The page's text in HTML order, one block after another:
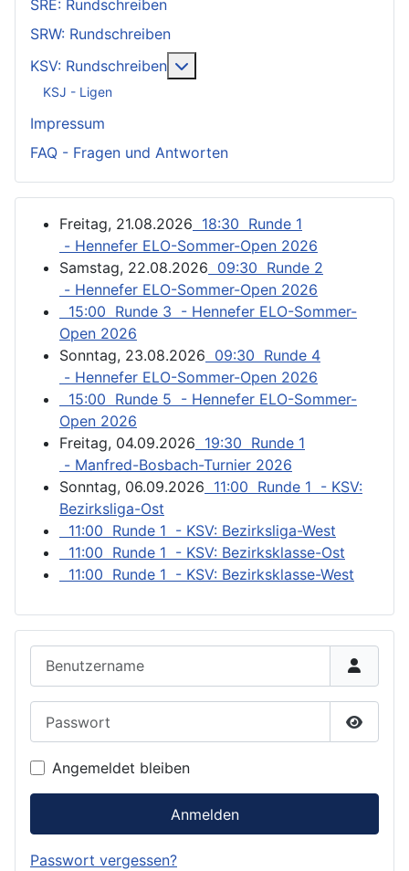
SRE: Rundschreiben
SRW: Rundschreiben
KSV: Rundschreiben
KSJ - Ligen
Impressum
FAQ - Fragen und Antworten
Freitag, 21.08.2026 18:30 Runde 1
- Hennefer ELO-Sommer-Open 2026
Samstag, 22.08.2026 09:30 Runde 2
- Hennefer ELO-Sommer-Open 2026
15:00 Runde 3 - Hennefer ELO-Sommer-
Open 2026
Sonntag, 23.08.2026 09:30 Runde 4
- Hennefer ELO-Sommer-Open 2026
15:00 Runde 5 - Hennefer ELO-Sommer-
Open 2026
Freitag, 04.09.2026 19:30 Runde 1
- Manfred-Bosbach-Turnier 2026
Sonntag, 06.09.2026 11:00 Runde 1 - KSV:
Bezirksliga-Ost
11:00 Runde 1 - KSV: Bezirksliga-West
11:00 Runde 1 - KSV: Bezirksklasse-Ost
11:00 Runde 1 - KSV: Bezirksklasse-West
Angemeldet bleiben
Anmelden
Passwort vergessen?